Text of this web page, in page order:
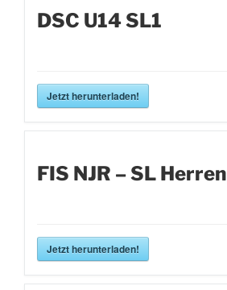
DSC U14 SL1
Jetzt herunterladen!
FIS NJR – SL Herren
Jetzt herunterladen!